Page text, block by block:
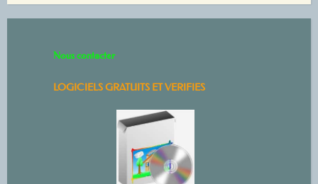
Nous contacter
LOGICIELS GRATUITS ET VERIFIES